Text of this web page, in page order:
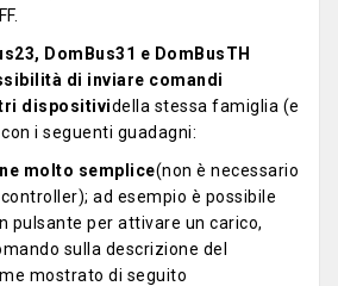
DomBus31 e DomBusTH
di inviare comandi
dispositividella stessa famiglia (e
i seguenti guadagni:
molto semplice(non è necessario
ad esempio è possibile
pulsante per attivare un carico,
sulla descrizione del
mostrato di seguito